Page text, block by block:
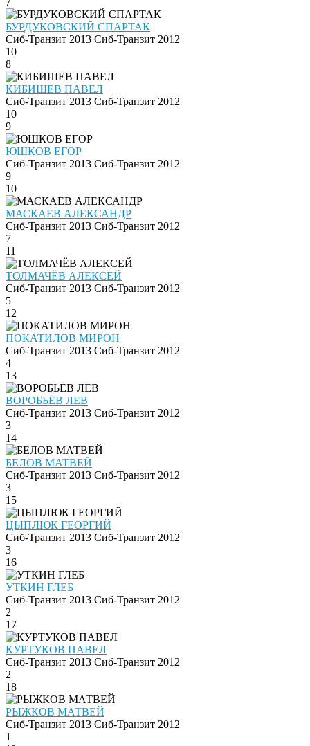
БУРДУКОВСКИЙ СПАРТАК
Сиб-Транзит 2013 Сиб-Транзит 2012
10
8
КИБИШЕВ ПАВЕЛ
Сиб-Транзит 2013 Сиб-Транзит 2012
10
9
ЮШКОВ ЕГОР
Сиб-Транзит 2013 Сиб-Транзит 2012
9
10
МАСКАЕВ АЛЕКСАНДР
Сиб-Транзит 2013 Сиб-Транзит 2012
7
11
ТОЛМАЧЁВ АЛЕКСЕЙ
Сиб-Транзит 2013 Сиб-Транзит 2012
5
12
ПОКАТИЛОВ МИРОН
Сиб-Транзит 2013 Сиб-Транзит 2012
4
13
ВОРОБЬЁВ ЛЕВ
Сиб-Транзит 2013 Сиб-Транзит 2012
3
14
БЕЛОВ МАТВЕЙ
Сиб-Транзит 2013 Сиб-Транзит 2012
3
15
ЦЫПЛЮК ГЕОРГИЙ
Сиб-Транзит 2013 Сиб-Транзит 2012
3
16
УТКИН ГЛЕБ
Сиб-Транзит 2013 Сиб-Транзит 2012
2
17
КУРТУКОВ ПАВЕЛ
Сиб-Транзит 2013 Сиб-Транзит 2012
2
18
РЫЖКОВ МАТВЕЙ
Сиб-Транзит 2013 Сиб-Транзит 2012
1